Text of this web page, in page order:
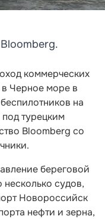
коммерческих
Черное море в
на
турецким
Bloomberg со
береговой
судов,
Новороссийск
нефти и зерна,